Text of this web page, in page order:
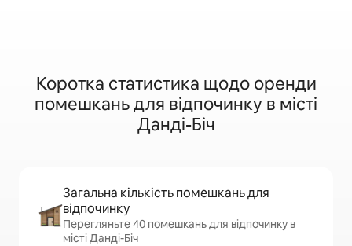
Коротка статистика щодо оренди
помешкань для відпочинку в місті
Данді-Біч
Загальна кількість помешкань для
відпочинку
Перегляньте 40 помешкань для відпочинку в
місті Данді-Біч